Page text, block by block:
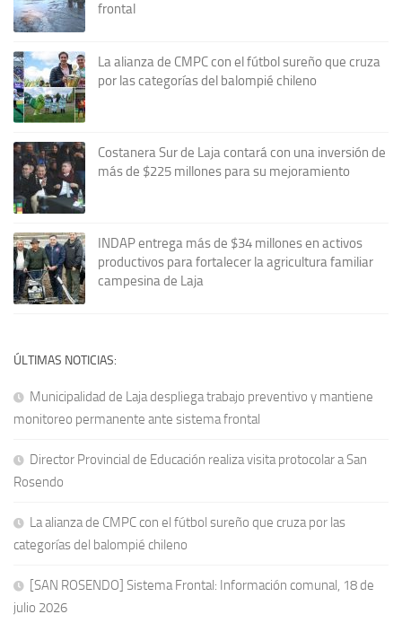
frontal
La alianza de CMPC con el fútbol sureño que cruza
por las categorías del balompié chileno
Costanera Sur de Laja contará con una inversión de
más de $225 millones para su mejoramiento
INDAP entrega más de $34 millones en activos
productivos para fortalecer la agricultura familiar
campesina de Laja
ÚLTIMAS NOTICIAS:
Municipalidad de Laja despliega trabajo preventivo y mantiene
monitoreo permanente ante sistema frontal
Director Provincial de Educación realiza visita protocolar a San
Rosendo
La alianza de CMPC con el fútbol sureño que cruza por las
categorías del balompié chileno
[SAN ROSENDO] Sistema Frontal: Información comunal, 18 de
julio 2026